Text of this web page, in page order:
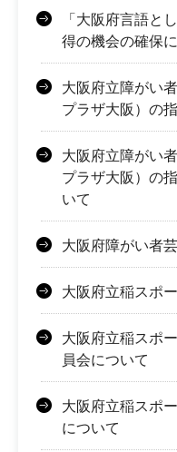
「大阪府言語と
得の機会の確保
大阪府立障がい
プラザ大阪）の
大阪府立障がい
プラザ大阪）の
いて
大阪府障がい者
大阪府立稲スポ
大阪府立稲スポ
員会について
大阪府立稲スポ
について